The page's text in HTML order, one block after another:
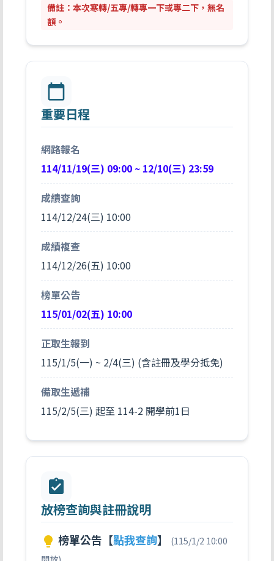
備註：本次寒轉/五專/轉專一下或專二下，無名
額。
calendar_today
重要日程
網路報名
114/11/19(三) 09:00 ~ 12/10(三) 23:59
成績查詢
114/12/24(三) 10:00
成績複查
114/12/26(五) 10:00
榜單公告
115/01/02(五) 10:00
正取生報到
115/1/5(一) ~ 2/4(三) (含註冊及學分抵免)
備取生遞補
115/2/5(三) 起至 114-2 開學前1日
assignment_turned_in
放榜查詢與註冊說明
lightbulb 榜單公告【點我查詢】
(115/1/2 10:00